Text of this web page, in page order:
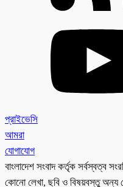
প্রাইভেসি
আমরা
যোগাযোগ
বাংলাদেশ সংবাদ কর্তৃক সর্বস্বত্ব
কোনো লেখা, ছবি ও বিষয়বস্তু